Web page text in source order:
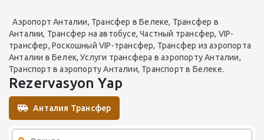
Аэропорт Анталии, Трансфер в Белеке, Трансфер в
Анталии, Трансфер на автобусе, Частный трансфер, VIP-
трансфер, Роскошный VIP-трансфер, Трансфер из аэропорта
Анталии в Белек, Услуги трансфера в аэропорту Анталии,
Транспорт в аэропорту Анталии, Транспорт в Белеке.
Rezervasyon Yap
Анталия Трансфер